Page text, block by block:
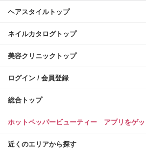
ヘアスタイルトップ
ネイルカタログトップ
美容クリニックトップ
ログイン / 会員登録
総合トップ
ホットペッパービューティー アプリをゲッ
近くのエリアから探す